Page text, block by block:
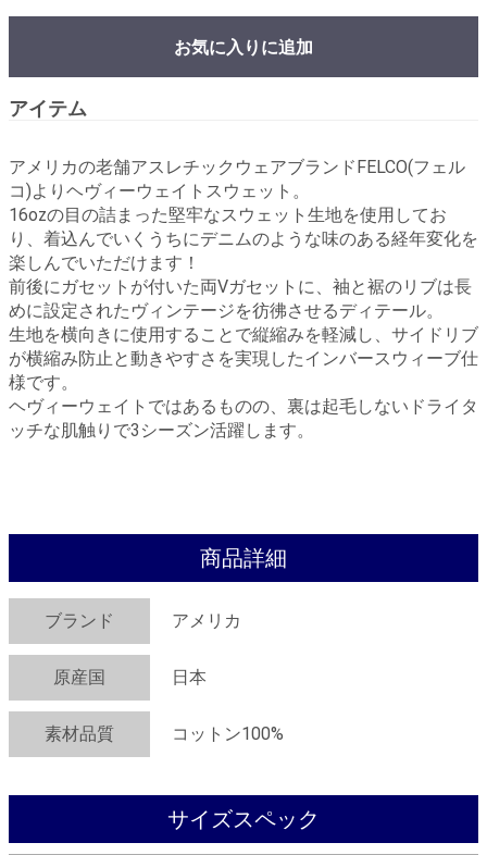
お気に入りに追加
アイテム
アメリカの老舗アスレチックウェアブランドFELCO(フェル
コ)よりヘヴィーウェイトスウェット。
16ozの目の詰まった堅牢なスウェット生地を使用してお
り、着込んでいくうちにデニムのような味のある経年変化を
楽しんでいただけます！
前後にガセットが付いた両Vガセットに、袖と裾のリブは長
めに設定されたヴィンテージを彷彿させるディテール。
生地を横向きに使用することで縦縮みを軽減し、サイドリブ
が横縮み防止と動きやすさを実現したインバースウィーブ仕
様です。
ヘヴィーウェイトではあるものの、裏は起毛しないドライタ
ッチな肌触りで3シーズン活躍します。
商品詳細
ブランド アメリカ
原産国 日本
素材品質 コットン100%
サイズスペック